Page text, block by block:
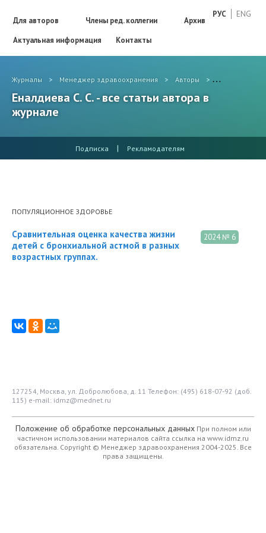
РУС ENG
Для авторов Члены ред. коллегии
Архив
Актуальная информация
Контакты
Журналы > Менеджер здравоохранения > Авторы > Еналдиева С.
Еналдиева С. С. - все статьи автора в
журнале
Подписка | Рекламодателям
ПОПУЛЯЦИОННОЕ ЗДОРОВЬЕ
2024 № 6
Сравнительная оценка качества жизни
детей с бронхиальной астмой в разных
возрастных группах.
127254, Москва, ул. Добролюбова, д. 11 Телефон: (495) 618-07-92 (доб.
115) e-mail: idmz@mednet.ru
Положение об обработке персональных данныхПри полном или
частичном использовании материалов сайта ссылка на www.idmz.ru
обязательна. Copyright © Менеджер здравоохранения 2004-2025. Все
права защищены.